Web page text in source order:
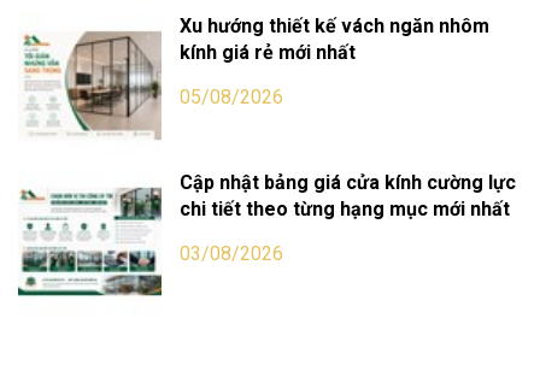
Xu hướng thiết kế vách ngăn nhôm
kính giá rẻ mới nhất
05/08/2026
Cập nhật bảng giá cửa kính cường lực
chi tiết theo từng hạng mục mới nhất
03/08/2026